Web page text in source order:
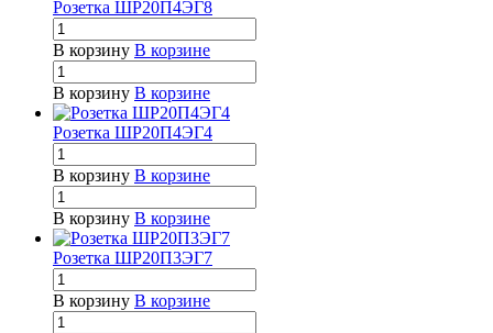
Розетка ШР20П4ЭГ8
В корзину В корзине
В корзину В корзине
Розетка ШР20П4ЭГ4
В корзину В корзине
В корзину В корзине
Розетка ШР20П3ЭГ7
В корзину В корзине